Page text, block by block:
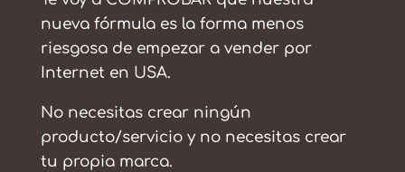
nueva fórmula es la forma menos
riesgosa de empezar a vender por
Internet en USA.
No necesitas crear ningún
producto/servicio y no necesitas crear
tu propia marca.